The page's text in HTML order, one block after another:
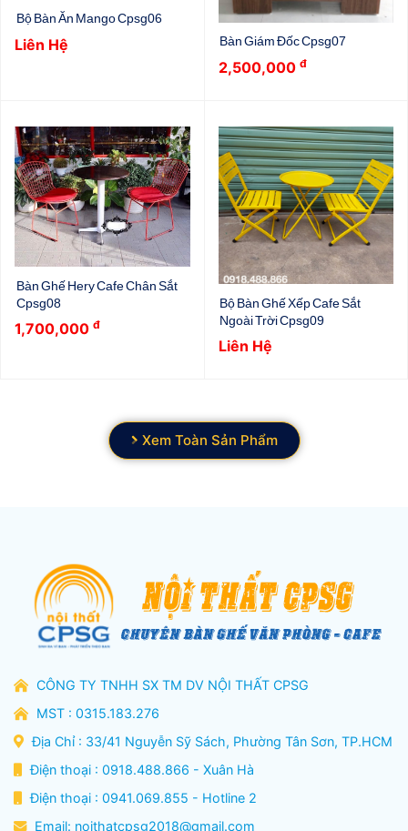
Bộ Bàn Ăn Mango Cpsg06
Liên Hệ Bàn Giám Đốc Cpsg07
2,500,000 đ
Bàn Ghế Hery Cafe Chân Sắt
Cpsg08
1,700,000 đ
Bộ Bàn Ghế Xếp Cafe Sắt
Ngoài Trời Cpsg09
Liên Hệ
Xem Toàn Sản Phẩm
CÔNG TY TNHH SX TM DV NỘI THẤT CPSG
MST : 0315.183.276
Địa Chỉ : 33/41 Nguyễn Sỹ Sách, Phường Tân Sơn, TP.HCM
Điện thoại : 0918.488.866 - Xuân Hà
Điện thoại : 0941.069.855 - Hotline 2
Email: noithatcpsg2018@gmail.com